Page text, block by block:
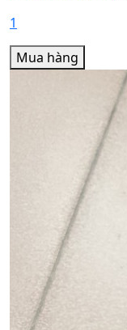
1
Mua hàng